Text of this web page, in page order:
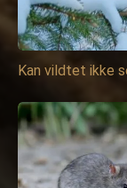
Kan vildtet ikke